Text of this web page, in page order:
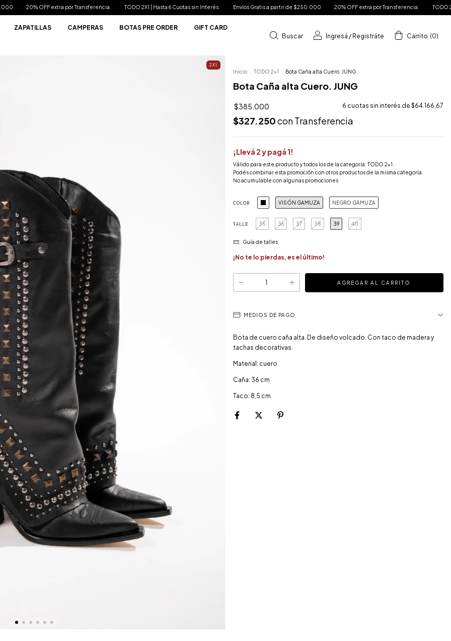
Transferencia. TODO 2X1 | Hasta 6 Cuotas sin Interés. Envíos Gratis a partir de $250.000 20% OFF extra por Transferencia. TODO 2X1 | Hasta 6 Cuotas sin
ZAPATILLAS CAMPERAS BOTAS PRE ORDER
GIFT CARD
Buscar
Ingresá / Registráte Carrito (0)
2X1
Inicio TODO 2x1 Bota Caña alta Cuero. JUNG
Bota Caña alta Cuero. JUNG
$385.000 6 cuotas sin interés de $64.166,67
$327.250conTransferencia
¡Llevá 2 y pagá 1!
Válido para este producto y todos los de la categoría: TODO 2x1.
Podés combinar esta promoción con otros productos de la misma categoría.
No acumulable con algunas promociones
COLOR VISÓN GAMUZA NEGRO GAMUZA
TALLE 35 36 37 38 39 40
Guía de talles
¡No te lo pierdas, es el último!
MEDIOS DE PAGO
Bota de cuero caña alta. De diseño volcado. Con taco de madera y
tachas decorativas.
Material: cuero
Caña: 36 cm
Taco: 8,5 cm